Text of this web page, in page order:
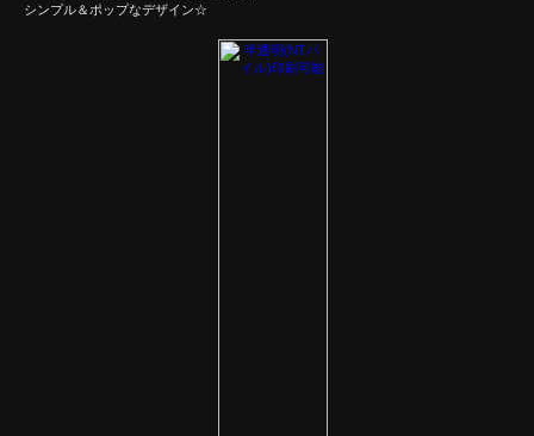
シンプル＆ポップなデザイン☆